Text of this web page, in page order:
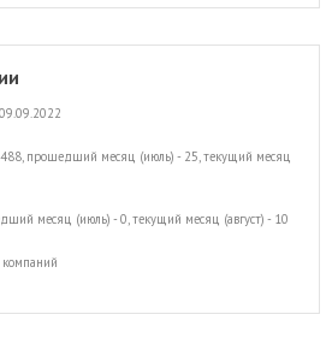
488, прошедший месяц (июль) - 25, текущий месяц
месяц (июль) - 0, текущий месяц (август) - 10